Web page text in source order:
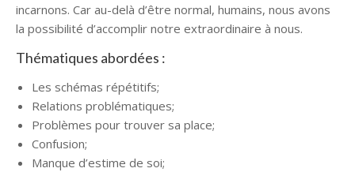
incarnons. Car au-delà d’être normal, humains, nous avons
la possibilité d’accomplir notre extraordinaire à nous.
Thématiques abordées :
Les schémas répétitifs;
Relations problématiques;
Problèmes pour trouver sa place;
Confusion;
Manque d’estime de soi;